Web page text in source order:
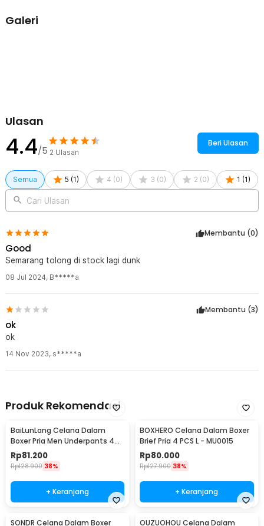
Galeri
Ulasan
4.4/5 2 Ulasan
Beri Ulasan
Semua 5 (1 ) 4 (0) 3 (0) 2 (0) 1 (1 )
Cari Ulasan
Membantu (0)
Good
Semarang tolong di stock lagi dunk
08 Jul 2024, B*****a
Membantu (3)
ok
ok
14 Nov 2023, s*****a
Produk Rekomendasi
BaiLunLang Celana Dalam
Boxer Pria Men Underpants 4
PCS XXXL Model 1 - 0808
Rp81.200
Rp128.900 38%
+ Keranjang
BOXHERO Celana Dalam Boxer
Brief Pria 4 PCS L - MU0015
Rp80.000
Rp127.900 38%
+ Keranjang
SONDR Celana Dalam Boxer OUZUOHOU Celana Dalam